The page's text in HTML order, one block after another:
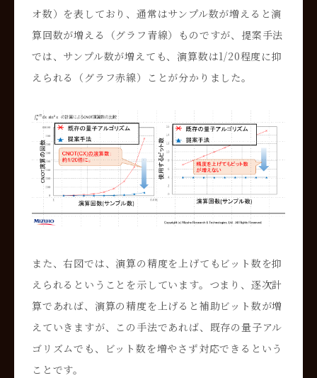
オ数）を表しており、通常はサンプル数が増えると演
算回数が増える（グラフ青線）ものですが、提案手法
では、サンプル数が増えても、演算数は1/20程度に抑
えられる（グラフ赤線）ことが分かりました。
また、右図では、演算の精度を上げてもビット数を抑
えられるということを示しています。つまり、逐次計
算であれば、演算の精度を上げると補助ビット数が増
えていきますが、この手法であれば、既存の量子アル
ゴリズムでも、ビット数を増やさず対応できるという
ことです。